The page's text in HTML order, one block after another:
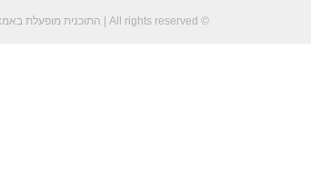
© All rights reserved | התוכנית מופעלת באמצעות קבוצת תיגבור בע"מ